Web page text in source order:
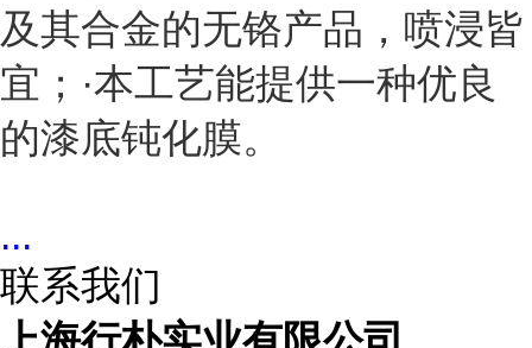
及其合金的无铬产品，喷浸皆
宜；·本工艺能提供一种优良
的漆底钝化膜。
...
联系我们